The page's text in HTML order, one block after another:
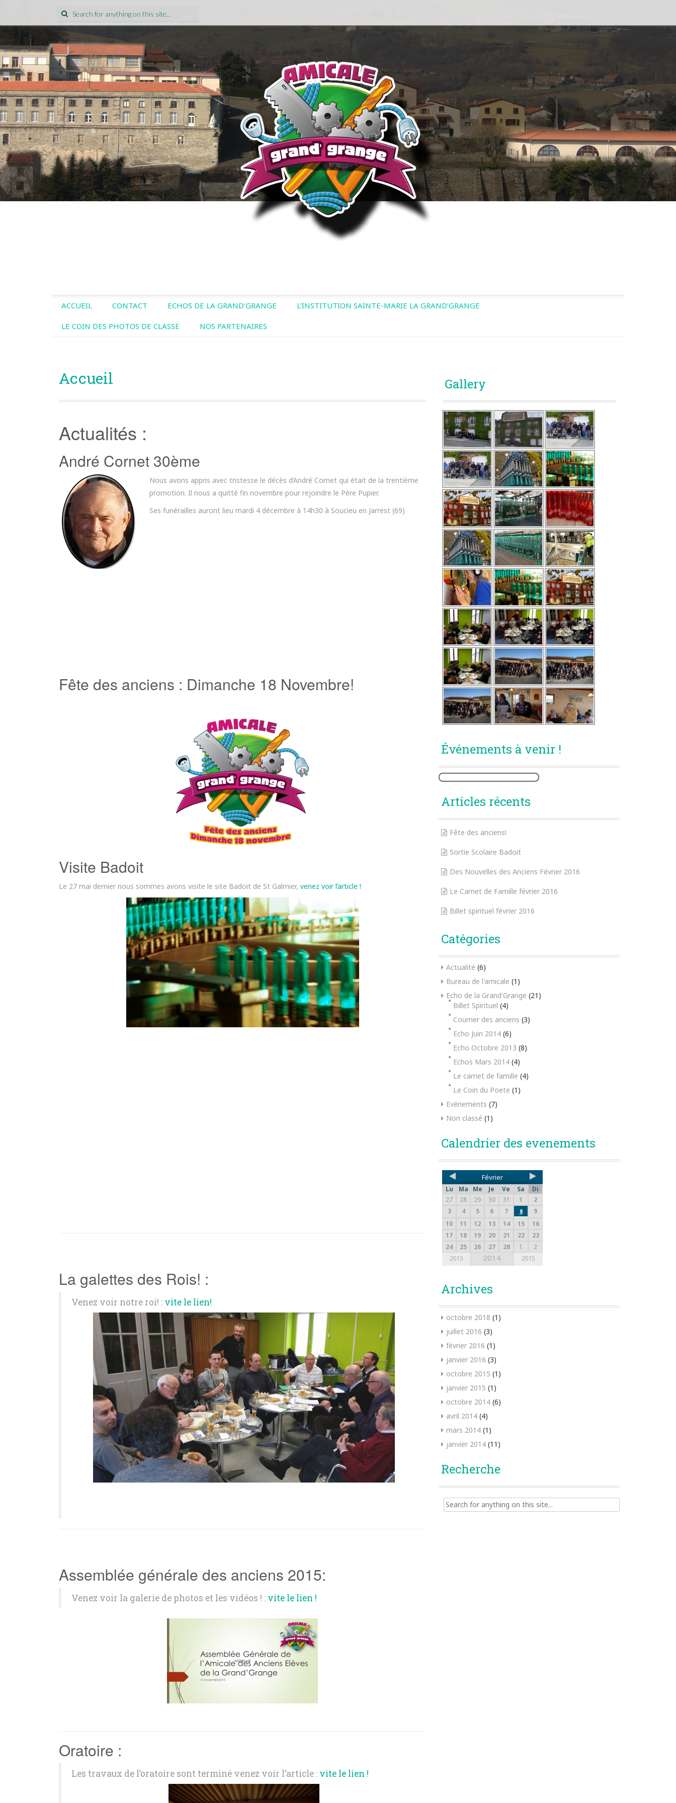
ACCUEIL CONTACT ECHOS DE LA GRAND’GRANGE L’INSTITUTION SAINTE-MARIE LA GRAND’GRANGE
LE COIN DES PHOTOS DE CLASSE NOS PARTENAIRES
Accueil
Actualités :
André Cornet 30ème
Nous avons appris avec tristesse le décès d’André Cornet qui était de la trentième
promotion. Il nous a quitté fin novembre pour rejoindre le Père Pupier.
Ses funérailles auront lieu mardi 4 décembre à 14h30 à Soucieu en Jarrest (69)
Fête des anciens : Dimanche 18 Novembre!
Visite Badoit
Le 27 mai dernier nous sommes avons visite le site Badoit de St Galmier, venez voir l’article !
La galettes des Rois! :
Venez voir notre roi! : vite le lien!
Assemblée générale des anciens 2015:
Venez voir la galerie de photos et les vidéos ! : vite le lien !
Oratoire :
Les travaux de l’oratoire sont terminé venez voir l’article : vite le lien !
Gallery
Événements à venir !
Articles récents
Fête des anciens!
Sortie Scolaire Badoit
Des Nouvelles des Anciens Février 2016
Le Carnet de Famille février 2016
Billet spirituel février 2016
Catégories
Actualité (6)
Bureau de l'amicale (1)
Echo de la Grand'Grange (21)
Billet Spirituel (4)
Courrier des anciens (3)
Echo Juin 2014 (6)
Echo Octobre 2013 (8)
Echos Mars 2014 (4)
Le carnet de famille (4)
Le Coin du Poete (1)
Evénements (7)
Non classé (1)
Calendrier des evenements
Février
Lu Ma Me Je Ve Sa
Di
27
28 29 30 31 1
2
3
4 5 6 7 8
9
10
11 12 13 14 15
16
17
18 19 20 21 22
23
24
25 26 27 28 1 2
2013 2014 2015
Archives
octobre 2018 (1)
juillet 2016 (3)
février 2016 (1)
janvier 2016 (3)
octobre 2015 (1)
janvier 2015 (1)
octobre 2014 (6)
avril 2014 (4)
mars 2014 (1)
janvier 2014 (11)
Recherche